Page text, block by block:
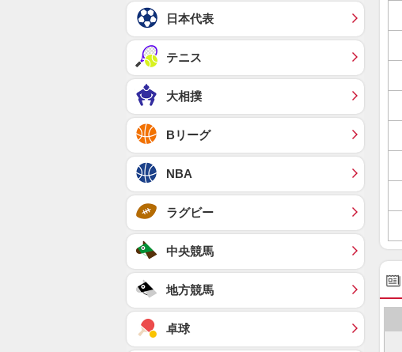
日本代表
テニス
大相撲
Bリーグ
NBA
ラグビー
中央競馬
地方競馬
卓球